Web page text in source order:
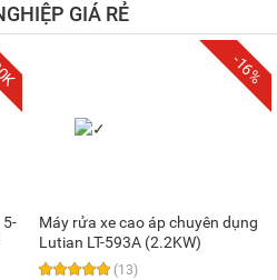
GIÁ RẺ
5-
-16%
Máy rửa xe cao áp chuyên dụng
Lutian LT-593A (2.2KW)
(13)